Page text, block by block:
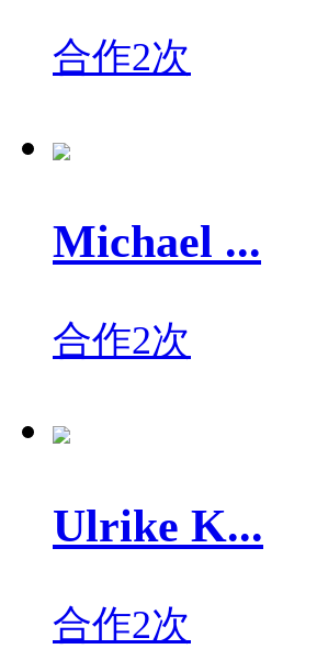
合作2次
Michael ...
合作2次
Ulrike K...
合作2次